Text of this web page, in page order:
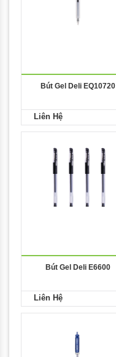
Bút Gel Deli EQ10720
Liên Hệ
Bút Gel Deli E6600
Liên Hệ